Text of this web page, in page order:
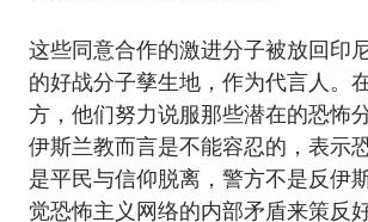
这些同意合作的激进分子被放回印
的好战分子孳生地，作为代言人。
方，他们努力说服那些潜在的恐怖
伊斯兰教而言是不能容忍的，表示
是平民与信仰脱离，警方不是反伊
觉恐怖主义网络的内部矛盾来策反